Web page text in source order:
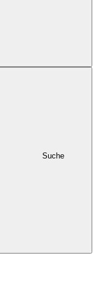
Suche